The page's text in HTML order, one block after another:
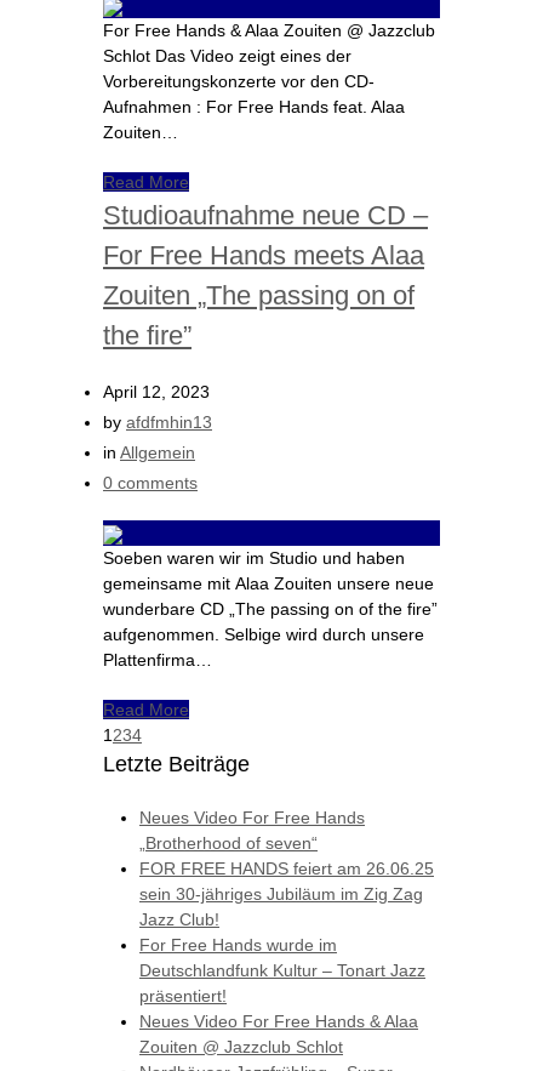
For Free Hands & Alaa Zouiten @ Jazzclub
Schlot Das Video zeigt eines der
Vorbereitungskonzerte vor den CD-
Aufnahmen : For Free Hands feat. Alaa
Zouiten…
Read More
Studioaufnahme neue CD –
For Free Hands meets Alaa
Zouiten „The passing on of
the fire”
April 12, 2023
by afdfmhin13
in Allgemein
0 comments
Soeben waren wir im Studio und haben
gemeinsame mit Alaa Zouiten unsere neue
wunderbare CD „The passing on of the fire”
aufgenommen. Selbige wird durch unsere
Plattenfirma…
Read More
1234
Letzte Beiträge
Neues Video For Free Hands
„Brotherhood of seven“
FOR FREE HANDS feiert am 26.06.25
sein 30-jähriges Jubiläum im Zig Zag
Jazz Club!
For Free Hands wurde im
Deutschlandfunk Kultur – Tonart Jazz
präsentiert!
Neues Video For Free Hands & Alaa
Zouiten @ Jazzclub Schlot